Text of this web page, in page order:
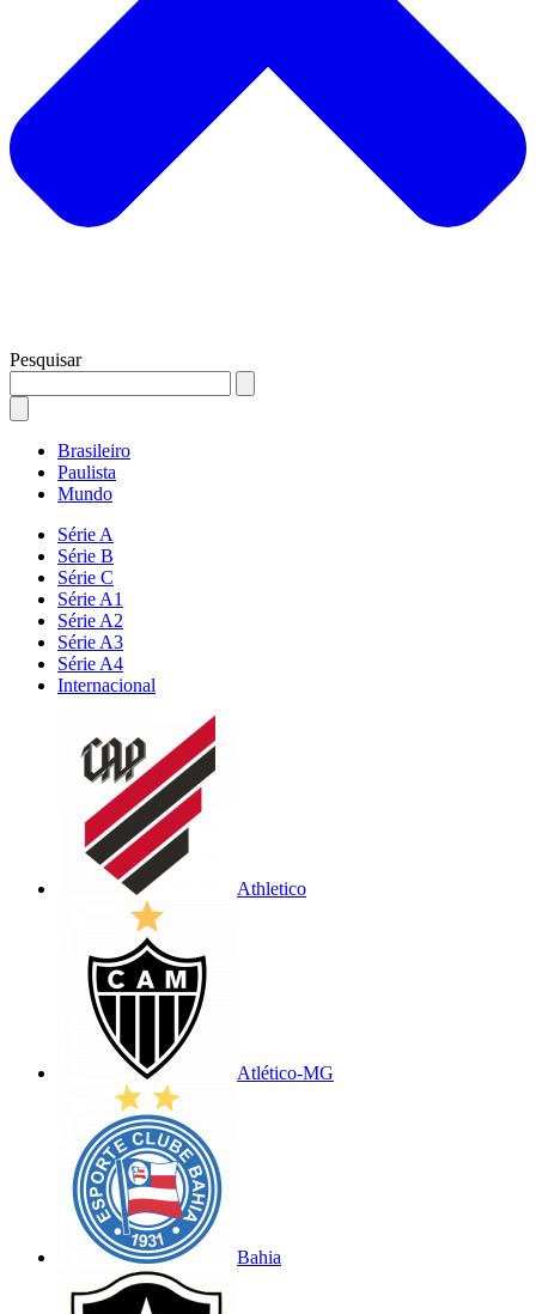
Pesquisar
Brasileiro
Paulista
Mundo
Série A
Série B
Série C
Série A1
Série A2
Série A3
Série A4
Internacional
Athletico
Atlético-MG
Bahia